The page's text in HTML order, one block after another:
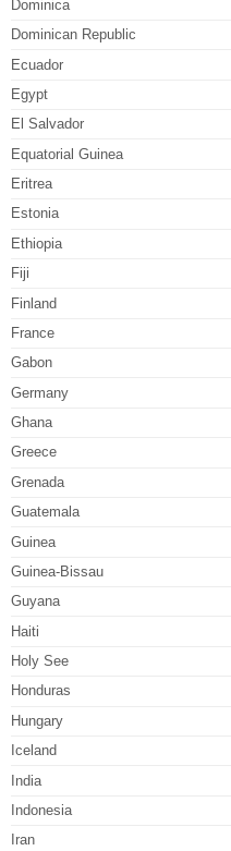
Dominica
Dominican Republic
Ecuador
Egypt
El Salvador
Equatorial Guinea
Eritrea
Estonia
Ethiopia
Fiji
Finland
France
Gabon
Germany
Ghana
Greece
Grenada
Guatemala
Guinea
Guinea-Bissau
Guyana
Haiti
Holy See
Honduras
Hungary
Iceland
India
Indonesia
Iran